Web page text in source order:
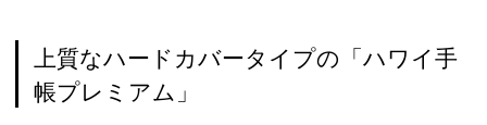
上質なハードカバータイプの「ハワイ手
帳プレミアム」